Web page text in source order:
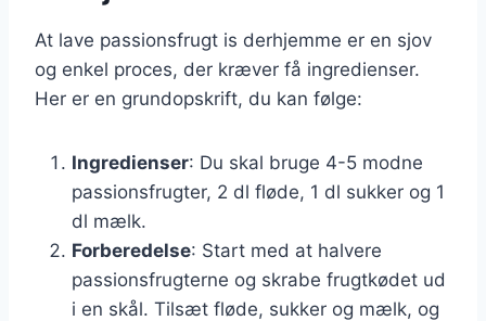
At lave passionsfrugt is derhjemme er en sjov
og enkel proces, der kræver få ingredienser.
Her er en grundopskrift, du kan følge:
Ingredienser: Du skal bruge 4-5 modne
passionsfrugter, 2 dl fløde, 1 dl sukker og 1
dl mælk.
Forberedelse: Start med at halvere
passionsfrugterne og skrabe frugtkødet ud
i en skål. Tilsæt fløde, sukker og mælk, og